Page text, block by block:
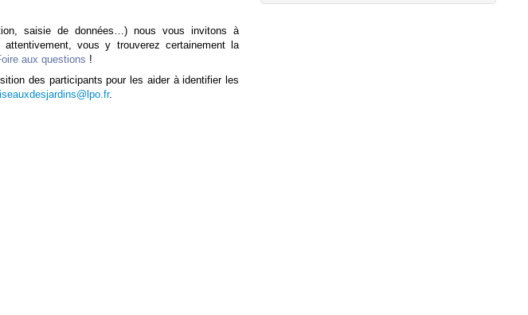
saisie de données…) nous vous invitons à
attentivement, vous y trouverez certainement la
aux questions !
des participants pour les aider à identifier les
.